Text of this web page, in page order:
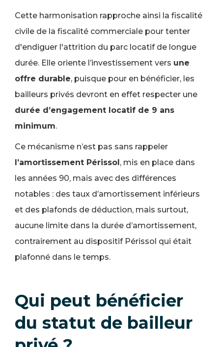
Cette harmonisation rapproche ainsi la fiscalité
civile de la fiscalité commerciale pour tenter
d'endiguer l'attrition du parc locatif de longue
durée. Elle oriente l’investissement vers une
offre durable, puisque pour en bénéficier, les
bailleurs privés devront en effet respecter une
durée d’engagement locatif de 9 ans
minimum.
Ce mécanisme n’est pas sans rappeler
l’amortissement Périssol, mis en place dans
les années 90, mais avec des différences
notables : des taux d’amortissement inférieurs
et des plafonds de déduction, mais surtout,
aucune limite dans la durée d’amortissement,
contrairement au dispositif Périssol qui était
plafonné dans le temps.
Qui peut bénéficier
du statut de bailleur